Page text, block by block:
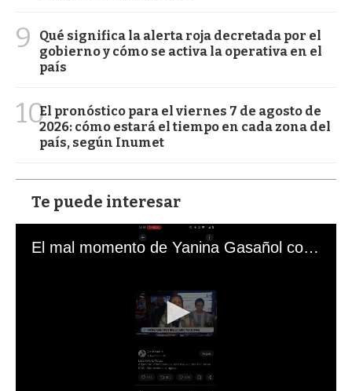
9
Qué significa la alerta roja decretada por el
gobierno y cómo se activa la operativa en el
país
10El pronóstico para el viernes 7 de agosto de
2026: cómo estará el tiempo en cada zona del
país, según Inumet
Te puede interesar
El mal momento de Yanina Gasañol con un hincha argentino en "Subrayado"